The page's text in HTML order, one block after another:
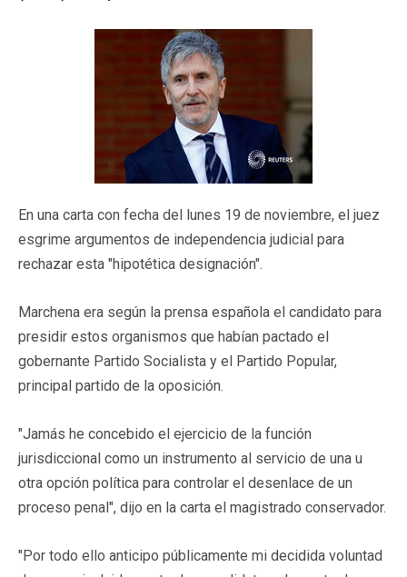
En una carta con fecha del lunes 19 de noviembre, el juez
esgrime argumentos de independencia judicial para
rechazar esta "hipotética designación".
Marchena era según la prensa española el candidato para
presidir estos organismos que habían pactado el
gobernante Partido Socialista y el Partido Popular,
principal partido de la oposición.
"Jamás he concebido el ejercicio de la función
jurisdiccional como un instrumento al servicio de una u
otra opción política para controlar el desenlace de un
proceso penal", dijo en la carta el magistrado conservador.
"Por todo ello anticipo públicamente mi decidida voluntad